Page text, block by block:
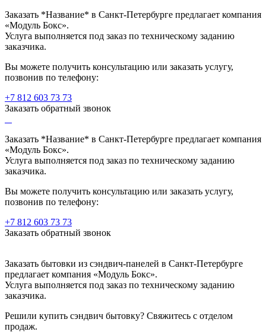
Заказать *Название* в Санкт-Петербурге предлагает компания
«Модуль Бокс».
Услуга выполняется под заказ по техническому заданию
заказчика.
Вы можете получить консультацию или заказать услугу,
позвонив по телефону:
+7 812 603 73 73
Заказать обратный звонок
Заказать *Название* в Санкт-Петербурге предлагает компания
«Модуль Бокс».
Услуга выполняется под заказ по техническому заданию
заказчика.
Вы можете получить консультацию или заказать услугу,
позвонив по телефону:
+7 812 603 73 73
Заказать обратный звонок
Заказать бытовки из сэндвич-панелей в Санкт-Петербурге
предлагает компания «Модуль Бокс».
Услуга выполняется под заказ по техническому заданию
заказчика.
Решили купить сэндвич бытовку? Свяжитесь с отделом
продаж.